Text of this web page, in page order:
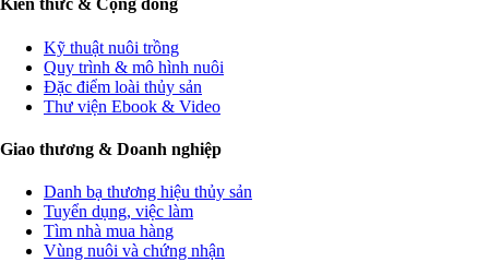
Kiến thức & Cộng đồng
Kỹ thuật nuôi trồng
Quy trình & mô hình nuôi
Đặc điểm loài thủy sản
Thư viện Ebook & Video
Giao thương & Doanh nghiệp
Danh bạ thương hiệu thủy sản
Tuyển dụng, việc làm
Tìm nhà mua hàng
Vùng nuôi và chứng nhận